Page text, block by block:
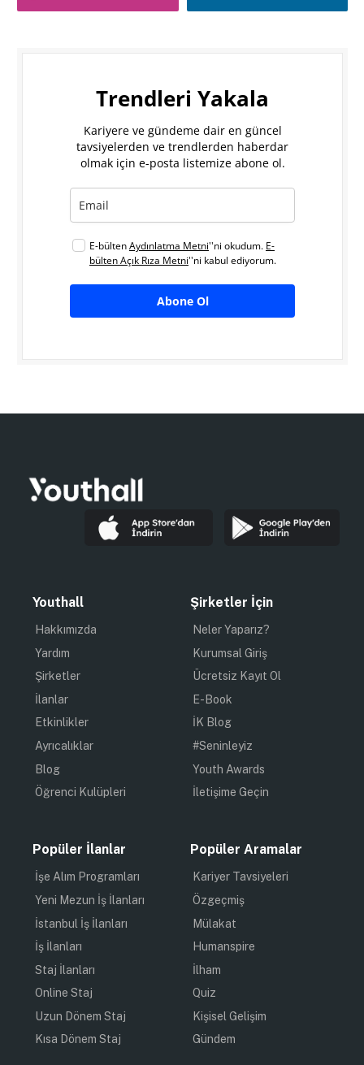
Trendleri Yakala
Kariyere ve gündeme dair en güncel
tavsiyelerden ve trendlerden haberdar
olmak için e-posta listemize abone ol.
E-bültenAydınlatma Metni''ni okudum. E-
bülten Açık Rıza Metni''ni kabul ediyorum.
Abone Ol
Youthall
Hakkımızda
Yardım
Şirketler
İlanlar
Etkinlikler
Ayrıcalıklar
Blog
Öğrenci Kulüpleri
Şirketler İçin
Neler Yaparız?
Kurumsal Giriş
Ücretsiz Kayıt Ol
E-Book
İK Blog
#Seninleyiz
Youth Awards
İletişime Geçin
Popüler İlanlar
İşe Alım Programları
Yeni Mezun İş İlanları
İstanbul İş İlanları
İş İlanları
Staj İlanları
Online Staj
Uzun Dönem Staj
Kısa Dönem Staj
Popüler Aramalar
Kariyer Tavsiyeleri
Özgeçmiş
Mülakat
Humanspire
İlham
Quiz
Kişisel Gelişim
Gündem